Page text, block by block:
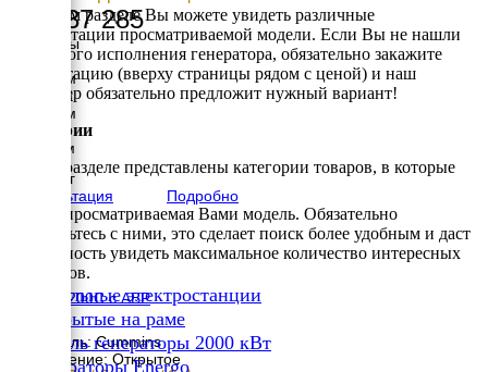
81 037 285
Размеры
6175 мм
Ширина
2494 мм
3115 мм
17217 кг
Консультация
Подробно
MGEp2200C с АВР
Двигатель: Cummins
Исполнение: Открытое
В данном разделе Вы можете увидеть различные
комплектации просматриваемой модели. Если Вы не нашли
требуемого исполнения генератора, обязательно закажите
консультацию (вверху страницы рядом с ценой) и наш
менеджер обязательно предложит нужный вариант!
Категории
В этом разделе представлены категории товаров, в которые
входит просматриваемая Вами модель. Обязательно
ознакомьтесь с ними, это сделает поиск более удобным и даст
возможность увидеть максимальное количество интересных
вариантов.
Дизельные электростанции
Открытые на раме
Дизель генераторы 2000 кВт
Генераторы Energo